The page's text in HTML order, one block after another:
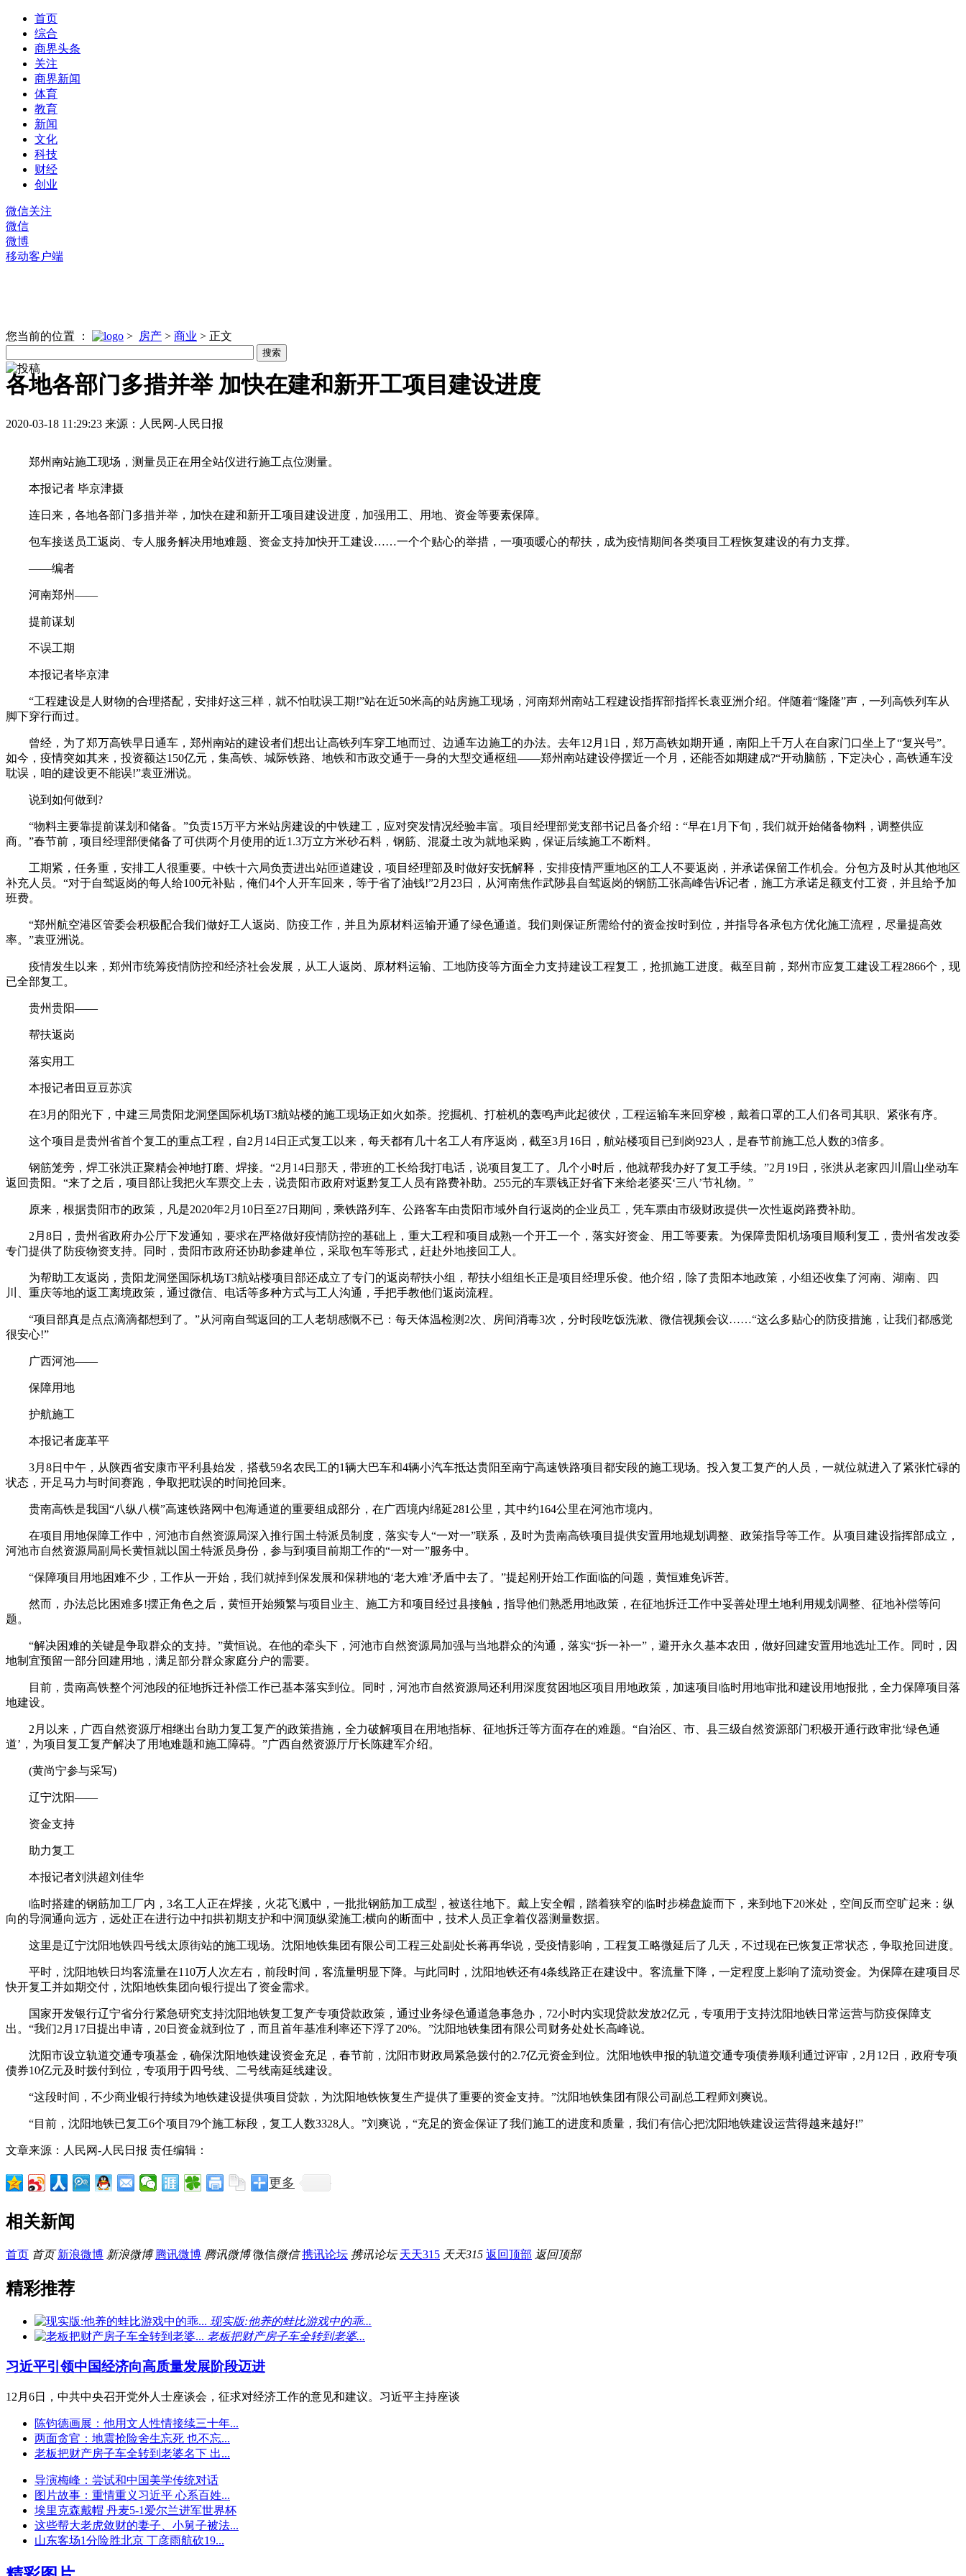
首页
综合
商界头条
关注
商界新闻
体育
教育
新闻
文化
科技
财经
创业
微信关注
微信
微博
移动客户端
您当前的位置 ： > 房产 > 商业 > 正文
各地各部门多措并举 加快在建和新开工项目建设进度
2020-03-18 11:29:23 来源：人民网-人民日报
郑州南站施工现场，测量员正在用全站仪进行施工点位测量。
本报记者 毕京津摄
连日来，各地各部门多措并举，加快在建和新开工项目建设进度，加强用工、用地、资金等要素保障。
包车接送员工返岗、专人服务解决用地难题、资金支持加快开工建设……一个个贴心的举措，一项项暖心的帮扶，成为疫情期间各类项目工程恢复建设的有力支撑。
——编者
河南郑州——
提前谋划
不误工期
本报记者毕京津
“工程建设是人财物的合理搭配，安排好这三样，就不怕耽误工期!”站在近50米高的站房施工现场，河南郑州南站工程建设指挥部指挥长袁亚洲介绍。伴随着“隆隆”声，一列高铁列车从
脚下穿行而过。
曾经，为了郑万高铁早日通车，郑州南站的建设者们想出让高铁列车穿工地而过、边通车边施工的办法。去年12月1日，郑万高铁如期开通，南阳上千万人在自家门口坐上了“复兴号”。
如今，疫情突如其来，投资额达150亿元，集高铁、城际铁路、地铁和市政交通于一身的大型交通枢纽——郑州南站建设停摆近一个月，还能否如期建成?“开动脑筋，下定决心，高铁通车没
耽误，咱的建设更不能误!”袁亚洲说。
说到如何做到?
“物料主要靠提前谋划和储备。”负责15万平方米站房建设的中铁建工，应对突发情况经验丰富。项目经理部党支部书记吕备介绍：“早在1月下旬，我们就开始储备物料，调整供应
商。”春节前，项目经理部便储备了可供两个月使用的近1.3万立方米砂石料，钢筋、混凝土改为就地采购，保证后续施工不断料。
工期紧，任务重，安排工人很重要。中铁十六局负责进出站匝道建设，项目经理部及时做好安抚解释，安排疫情严重地区的工人不要返岗，并承诺保留工作机会。分包方及时从其他地区
补充人员。“对于自驾返岗的每人给100元补贴，俺们4个人开车回来，等于省了油钱!”2月23日，从河南焦作武陟县自驾返岗的钢筋工张高峰告诉记者，施工方承诺足额支付工资，并且给予加
班费。
“郑州航空港区管委会积极配合我们做好工人返岗、防疫工作，并且为原材料运输开通了绿色通道。我们则保证所需给付的资金按时到位，并指导各承包方优化施工流程，尽量提高效
率。”袁亚洲说。
疫情发生以来，郑州市统筹疫情防控和经济社会发展，从工人返岗、原材料运输、工地防疫等方面全力支持建设工程复工，抢抓施工进度。截至目前，郑州市应复工建设工程2866个，现
已全部复工。
贵州贵阳——
帮扶返岗
落实用工
本报记者田豆豆苏滨
在3月的阳光下，中建三局贵阳龙洞堡国际机场T3航站楼的施工现场正如火如荼。挖掘机、打桩机的轰鸣声此起彼伏，工程运输车来回穿梭，戴着口罩的工人们各司其职、紧张有序。
这个项目是贵州省首个复工的重点工程，自2月14日正式复工以来，每天都有几十名工人有序返岗，截至3月16日，航站楼项目已到岗923人，是春节前施工总人数的3倍多。
钢筋笼旁，焊工张洪正聚精会神地打磨、焊接。“2月14日那天，带班的工长给我打电话，说项目复工了。几个小时后，他就帮我办好了复工手续。”2月19日，张洪从老家四川眉山坐动车
返回贵阳。“来了之后，项目部让我把火车票交上去，说贵阳市政府对返黔复工人员有路费补助。255元的车票钱正好省下来给老婆买‘三八’节礼物。”
原来，根据贵阳市的政策，凡是2020年2月10日至27日期间，乘铁路列车、公路客车由贵阳市域外自行返岗的企业员工，凭车票由市级财政提供一次性返岗路费补助。
2月8日，贵州省政府办公厅下发通知，要求在严格做好疫情防控的基础上，重大工程和项目成熟一个开工一个，落实好资金、用工等要素。为保障贵阳机场项目顺利复工，贵州省发改委
专门提供了防疫物资支持。同时，贵阳市政府还协助参建单位，采取包车等形式，赶赴外地接回工人。
为帮助工友返岗，贵阳龙洞堡国际机场T3航站楼项目部还成立了专门的返岗帮扶小组，帮扶小组组长正是项目经理乐俊。他介绍，除了贵阳本地政策，小组还收集了河南、湖南、四
川、重庆等地的返工离境政策，通过微信、电话等多种方式与工人沟通，手把手教他们返岗流程。
“项目部真是点点滴滴都想到了。”从河南自驾返回的工人老胡感慨不已：每天体温检测2次、房间消毒3次，分时段吃饭洗漱、微信视频会议……“这么多贴心的防疫措施，让我们都感觉
很安心!”
广西河池——
保障用地
护航施工
本报记者庞革平
3月8日中午，从陕西省安康市平利县始发，搭载59名农民工的1辆大巴车和4辆小汽车抵达贵阳至南宁高速铁路项目都安段的施工现场。投入复工复产的人员，一就位就进入了紧张忙碌的
状态，开足马力与时间赛跑，争取把耽误的时间抢回来。
贵南高铁是我国“八纵八横”高速铁路网中包海通道的重要组成部分，在广西境内绵延281公里，其中约164公里在河池市境内。
在项目用地保障工作中，河池市自然资源局深入推行国土特派员制度，落实专人“一对一”联系，及时为贵南高铁项目提供安置用地规划调整、政策指导等工作。从项目建设指挥部成立，
河池市自然资源局副局长黄恒就以国土特派员身份，参与到项目前期工作的“一对一”服务中。
“保障项目用地困难不少，工作从一开始，我们就掉到保发展和保耕地的‘老大难’矛盾中去了。”提起刚开始工作面临的问题，黄恒难免诉苦。
然而，办法总比困难多!摆正角色之后，黄恒开始频繁与项目业主、施工方和项目经过县接触，指导他们熟悉用地政策，在征地拆迁工作中妥善处理土地利用规划调整、征地补偿等问
题。
“解决困难的关键是争取群众的支持。”黄恒说。在他的牵头下，河池市自然资源局加强与当地群众的沟通，落实“拆一补一”，避开永久基本农田，做好回建安置用地选址工作。同时，因
地制宜预留一部分回建用地，满足部分群众家庭分户的需要。
目前，贵南高铁整个河池段的征地拆迁补偿工作已基本落实到位。同时，河池市自然资源局还利用深度贫困地区项目用地政策，加速项目临时用地审批和建设用地报批，全力保障项目落
地建设。
2月以来，广西自然资源厅相继出台助力复工复产的政策措施，全力破解项目在用地指标、征地拆迁等方面存在的难题。“自治区、市、县三级自然资源部门积极开通行政审批‘绿色通
道’，为项目复工复产解决了用地难题和施工障碍。”广西自然资源厅厅长陈建军介绍。
(黄尚宁参与采写)
辽宁沈阳——
资金支持
助力复工
本报记者刘洪超刘佳华
临时搭建的钢筋加工厂内，3名工人正在焊接，火花飞溅中，一批批钢筋加工成型，被送往地下。戴上安全帽，踏着狭窄的临时步梯盘旋而下，来到地下20米处，空间反而空旷起来：纵
向的导洞通向远方，远处正在进行边中扣拱初期支护和中洞顶纵梁施工;横向的断面中，技术人员正拿着仪器测量数据。
这里是辽宁沈阳地铁四号线太原街站的施工现场。沈阳地铁集团有限公司工程三处副处长蒋再华说，受疫情影响，工程复工略微延后了几天，不过现在已恢复正常状态，争取抢回进度。
平时，沈阳地铁日均客流量在110万人次左右，前段时间，客流量明显下降。与此同时，沈阳地铁还有4条线路正在建设中。客流量下降，一定程度上影响了流动资金。为保障在建项目尽
快开复工并如期交付，沈阳地铁集团向银行提出了资金需求。
国家开发银行辽宁省分行紧急研究支持沈阳地铁复工复产专项贷款政策，通过业务绿色通道急事急办，72小时内实现贷款发放2亿元，专项用于支持沈阳地铁日常运营与防疫保障支
出。“我们2月17日提出申请，20日资金就到位了，而且首年基准利率还下浮了20%。”沈阳地铁集团有限公司财务处处长高峰说。
沈阳市设立轨道交通专项基金，确保沈阳地铁建设资金充足，春节前，沈阳市财政局紧急拨付的2.7亿元资金到位。沈阳地铁申报的轨道交通专项债券顺利通过评审，2月12日，政府专项
债券10亿元及时拨付到位，专项用于四号线、二号线南延线建设。
“这段时间，不少商业银行持续为地铁建设提供项目贷款，为沈阳地铁恢复生产提供了重要的资金支持。”沈阳地铁集团有限公司副总工程师刘爽说。
“目前，沈阳地铁已复工6个项目79个施工标段，复工人数3328人。”刘爽说，“充足的资金保证了我们施工的进度和质量，我们有信心把沈阳地铁建设运营得越来越好!”
文章来源：人民网-人民日报 责任编辑：
更多
相关新闻
首页 首页 新浪微博 新浪微博 腾讯微博 腾讯微博 微信微信 携讯论坛 携讯论坛 天天315 天天315 返回顶部 返回顶部
精彩推荐
现实版:他养的蛙比游戏中的乖...
老板把财产房子车全转到老婆...
习近平引领中国经济向高质量发展阶段迈进
12月6日，中共中央召开党外人士座谈会，征求对经济工作的意见和建议。习近平主持座谈
陈钧德画展：他用文人性情接续三十年...
两面贪官：地震抢险舍生忘死 也不忘...
老板把财产房子车全转到老婆名下 出...
导演梅峰：尝试和中国美学传统对话
图片故事：重情重义习近平 心系百姓...
埃里克森戴帽 丹麦5-1爱尔兰进军世界杯
这些帮大老虎敛财的妻子、小舅子被法...
山东客场1分险胜北京 丁彦雨航砍19...